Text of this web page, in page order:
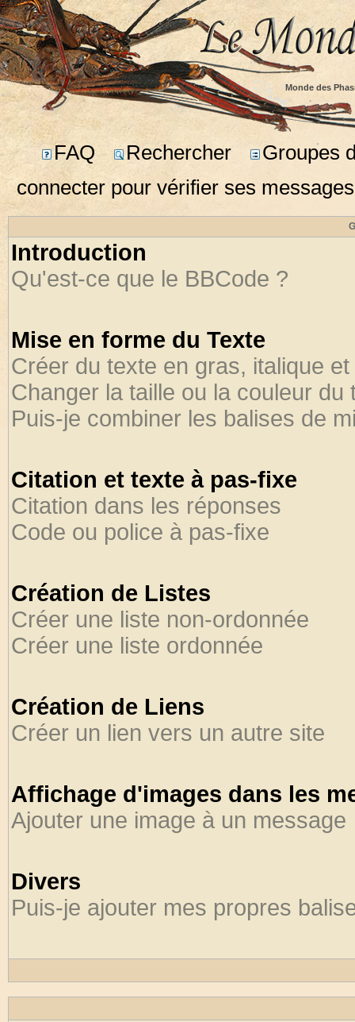
Monde des
FAQ Rechercher
Groupes
connecter pour vérifier ses
Introduction
Qu'est-ce que le BBCode ?
Mise en forme du Texte
Créer du texte en gras, italique
Changer la taille ou la couleur du
Puis-je combiner les balises de
Citation et texte à pas-fixe
Citation dans les réponses
Code ou police à pas-fixe
Création de Listes
Créer une liste non-ordonnée
Créer une liste ordonnée
Création de Liens
Créer un lien vers un autre site
Affichage d'images dans les
Ajouter une image à un message
Divers
Puis-je ajouter mes propres